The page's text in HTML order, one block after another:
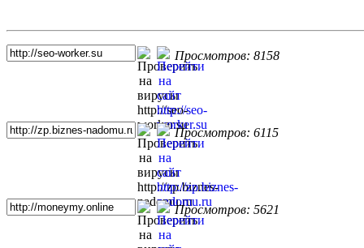
Просмотров: 8158
Просмотров: 6115
Просмотров: 5621